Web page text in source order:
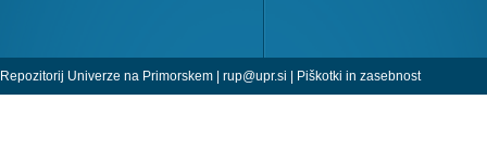
Repozitorij Univerze na Primorskem | rup@upr.si | Piškotki in zasebnost